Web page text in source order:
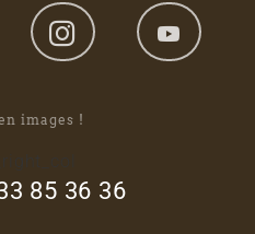
images !
85 36 36